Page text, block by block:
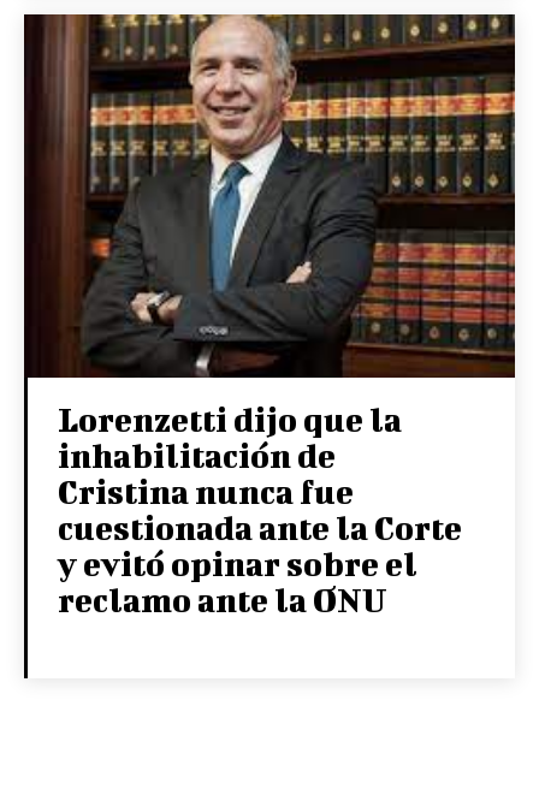
Lorenzetti dijo que la
inhabilitación de
Cristina nunca fue
cuestionada ante la Corte
y evitó opinar sobre el
reclamo ante la ONU